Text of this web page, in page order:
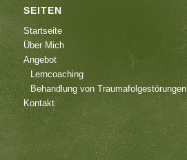
SEITEN
Startseite
Über Mich
Angebot
Lerncoaching
Behandlung von Traumafolgestörungen
Kontakt